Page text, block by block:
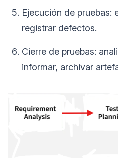
Ejecución de pruebas:
registrar defectos.
Cierre de pruebas:
informar, archivar